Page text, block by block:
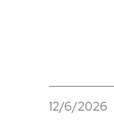
12/6/2026